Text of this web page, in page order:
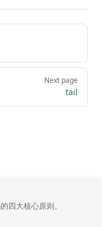
Next page
tail
四大核心原则。